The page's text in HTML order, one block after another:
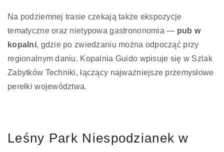
Na podziemnej trasie czekają także ekspozycje
tematyczne oraz nietypowa gastrononomia — pub w
kopalni, gdzie po zwiedzaniu można odpocząć przy
regionalnym daniu. Kopalnia Guido wpisuje się w Szlak
Zabytków Techniki, łączący najważniejsze przemysłowe
perełki województwa.
Leśny Park Niespodzianek w